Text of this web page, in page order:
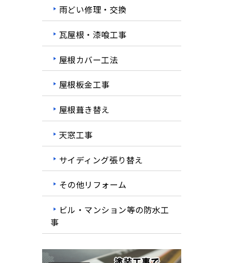
雨どい修理・交換
瓦屋根・漆喰工事
屋根カバー工法
屋根板金工事
屋根葺き替え
天窓工事
サイディング張り替え
その他リフォーム
ビル・マンション等の防水工
事